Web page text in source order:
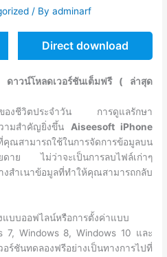
/ Byadminarf
Direct download
าวน์โหลดเวอร์ชันเต็มฟรี ( ล่าสุด
ของชีวิตประจำวัน การดูแลรักษา
ามสำคัญยิ่งขึ้น Aiseesoft iPhone
ามารถใช้ในการจัดการข้อมูลบน
าย ไม่ว่าจะเป็นการลบไฟล์เก่าๆ
สำเนาข้อมูลที่ทำให้คุณสามารถกลับ
บบออฟไลน์หรือการตั้งค่าแบบ
7, Windows 8, Windows 10 และ
อร์ชันทดลองฟรีอย่างเป็นทางการไปที่